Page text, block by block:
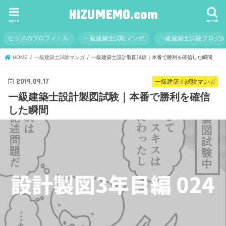
HIZUMEMO.com search
menu
ヒヅメのプロフィール 一級建築士試験マンガ 一級建築士試験ブログ
HOME 一級建築士試験マンガ 一級建築士設計製図試験｜本番で勝利を確信した瞬間
一級建築士試験マンガ
2019.09.17
一級建築士設計製図試験｜本番で勝利を確信
した瞬間